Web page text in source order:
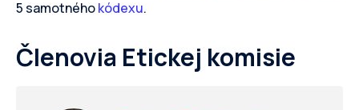
5 samotnéhokódexu.
Členovia Etickej komisie